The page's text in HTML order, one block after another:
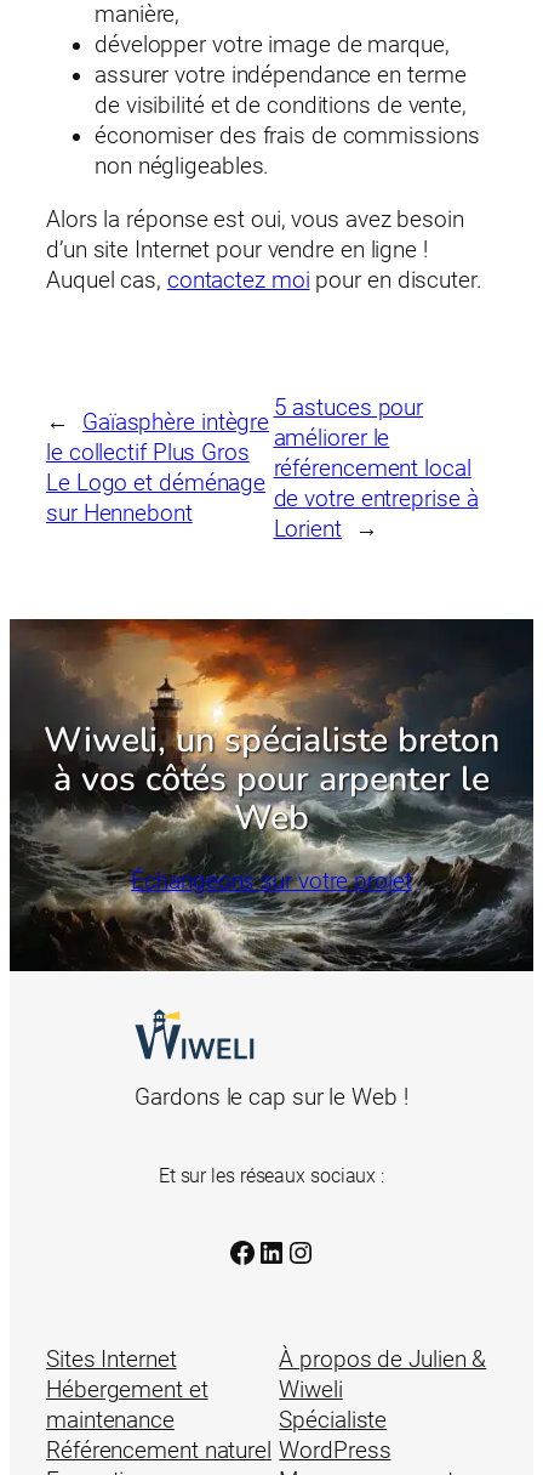
manière,
développer votre image de marque,
assurer votre indépendance en terme
de visibilité et de conditions de vente,
économiser des frais de commissions
non négligeables.
Alors la réponse est oui, vous avez besoin
d’un site Internet pour vendre en ligne !
Auquel cas, contactez moi pour en discuter.
←
Gaïasphère intègre
le collectif Plus Gros
Le Logo et déménage
sur Hennebont
5 astuces pour
améliorer le
référencement local
de votre entreprise à
Lorient
→
Wiweli, un spécialiste breton
à vos côtés pour arpenter le
Web
Échangeons sur votre projet
Gardons le cap sur le Web !
Et sur les réseaux sociaux :
Facebook
LinkedIn
Instagram
Sites Internet
Hébergement et
maintenance
Référencement naturel
À propos de Julien &
Wiweli
Spécialiste
WordPress